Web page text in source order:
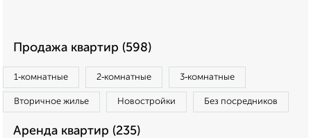
Продажа квартир (598)
1‑комнатные 2‑комнатные 3‑комнатные
Вторичное жилье Новостройки Без посредников
Аренда квартир (235)